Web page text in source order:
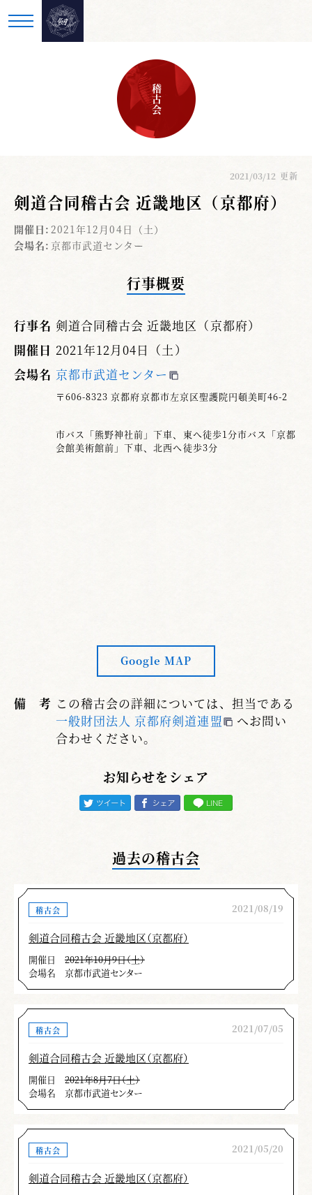
稽古会
2021/03/12 更新
剣道合同稽古会 近畿地区（京都府）
開催日: 2021年12月04日（土）
会場名: 京都市武道センター
行事概要
行事名 剣道合同稽古会 近畿地区（京都府）
開催日 2021年12月04日（土）
会場名 京都市武道センター
〒606-8323 京都府京都市左京区聖護院円頓美町46-2
市バス「熊野神社前」下車、東へ徒歩1分市バス「京都
会館美術館前」下車、北西へ徒歩3分
Google MAP
備 考 この稽古会の詳細については、担当である
一般財団法人 京都府剣道連盟
へお問い
合わせください。
お知らせをシェア
過去の稽古会
稽古会 2021/08/19
剣道合同稽古会 近畿地区（京都府）
開催日
2021年10月9日（土）
会場名
京都市武道センター
稽古会 2021/07/05
剣道合同稽古会 近畿地区（京都府）
開催日
2021年8月7日（土）
会場名
京都市武道センター
稽古会 2021/05/20
剣道合同稽古会 近畿地区（京都府）